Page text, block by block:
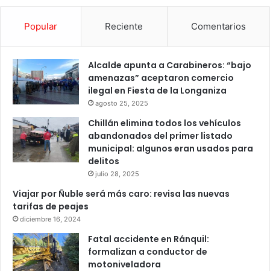
Popular Reciente Comentarios
Alcalde apunta a Carabineros: “bajo
amenazas” aceptaron comercio
ilegal en Fiesta de la Longaniza
agosto 25, 2025
Chillán elimina todos los vehículos
abandonados del primer listado
municipal: algunos eran usados para
delitos
julio 28, 2025
Viajar por Ñuble será más caro: revisa las nuevas
tarifas de peajes
diciembre 16, 2024
Fatal accidente en Ránquil:
formalizan a conductor de
motoniveladora